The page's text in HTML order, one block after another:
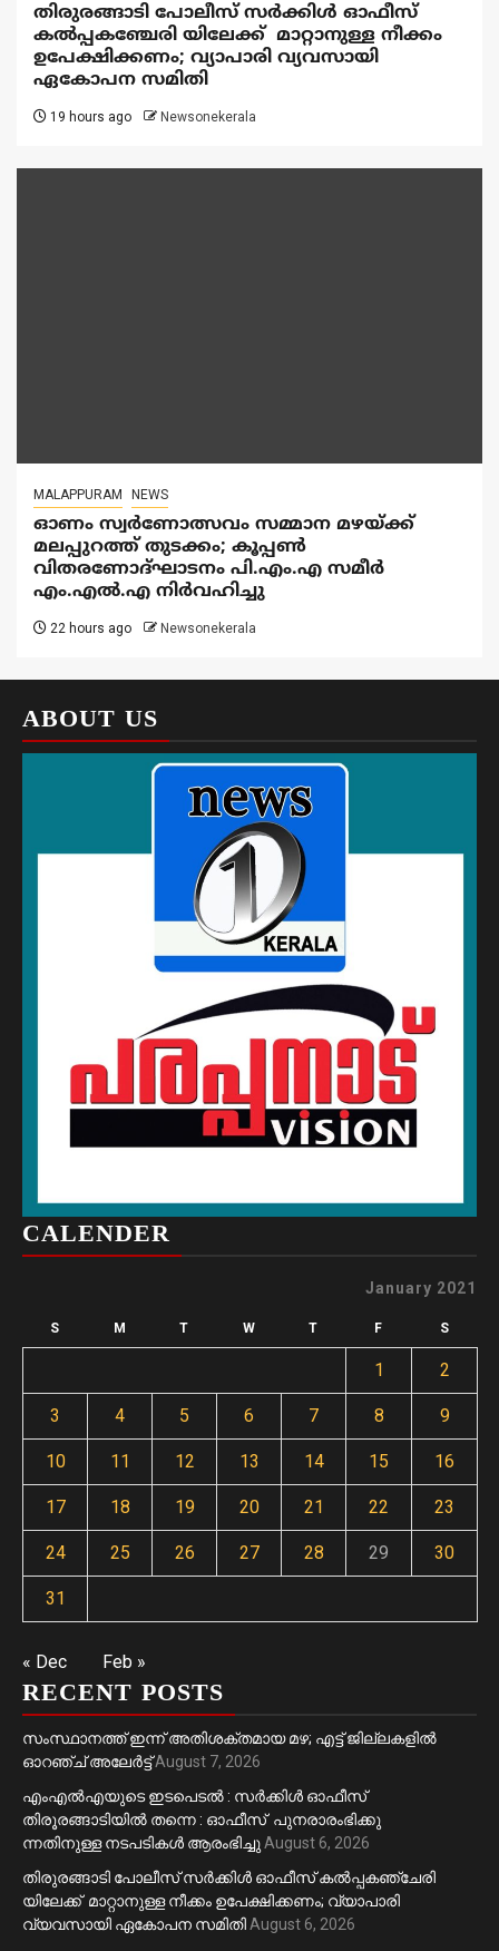
തിരുരങ്ങാടി പോലീസ് സർക്കിൾ ഓഫീസ്
കൽപ്പകഞ്ചേരി യിലേക്ക് മാറ്റാനുള്ള നീക്കം
ഉപേക്ഷിക്കണം; വ്യാപാരി വ്യവസായി
ഏകോപന സമിതി
19 hours ago Newsonekerala
MALAPPURAM NEWS
ഓണം സ്വർണോത്സവം സമ്മാന മഴയ്ക്ക്
മലപ്പുറത്ത് തുടക്കം; കൂപ്പൺ
വിതരണോദ്ഘാടനം പി.എം.എ സമീർ
എം.എൽ.എ നിർവഹിച്ചു
22 hours ago Newsonekerala
ABOUT US
CALENDER
January 2021
S M T W T F S
1 2
3 4 5 6 7 8 9
10 11 12 13 14 15 16
17 18 19 20 21 22 23
24 25 26 27 28 29 30
31
« Dec Feb »
RECENT POSTS
സംസ്ഥാനത്ത് ഇന്ന് അതിശക്തമായ മഴ; എട്ട് ജില്ലകളിൽ
ഓറഞ്ച് അലേര്‍ട്ട് August 7, 2026
എംഎൽഎയുടെ ഇടപെടൽ : സര്‍ക്കിള്‍ ഓഫീസ്
തിരൂരങ്ങാടിയിൽ തന്നെ : ഓഫീസ് പുനരാരംഭിക്കു
ന്നതിനുള്ള നടപടികൾ ആരംഭിച്ചു August 6, 2026
തിരുരങ്ങാടി പോലീസ് സർക്കിൾ ഓഫീസ് കൽപ്പകഞ്ചേരി
യിലേക്ക് മാറ്റാനുള്ള നീക്കം ഉപേക്ഷിക്കണം; വ്യാപാരി
വ്യവസായി ഏകോപന സമിതി August 6, 2026